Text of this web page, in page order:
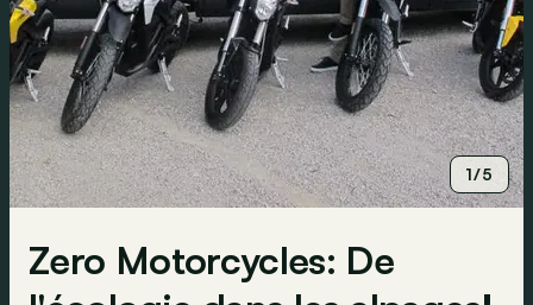
1/5
Zero Motorcycles: De